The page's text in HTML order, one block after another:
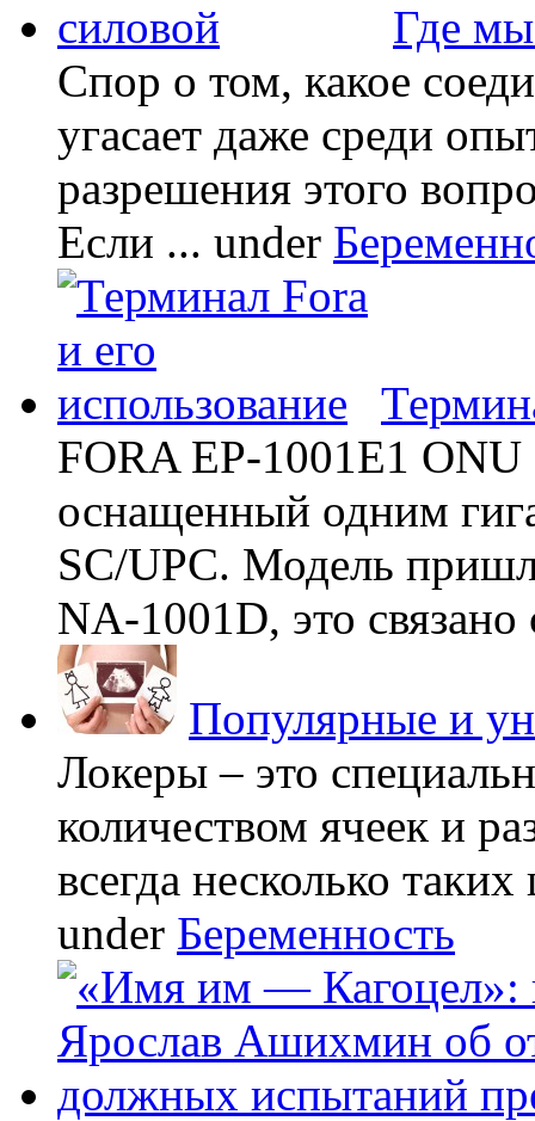
Где
Спор о том, какое
угасает даже среди
разрешения этого
Если ... under
FORA EP-1001E1 ONU
оснащенный одним
SC/UPC. Модель
NA-1001D, это связано
Популярные и
Локеры – это
количеством ячеек и
всегда несколько
under Беременность